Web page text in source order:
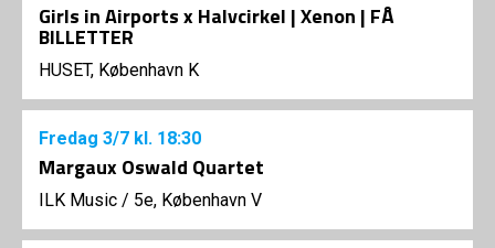
Girls in Airports x Halvcirkel | Xenon | FÅ
BILLETTER
HUSET, København K
Fredag 3/7 kl. 18:30
Margaux Oswald Quartet
ILK Music / 5e, København V